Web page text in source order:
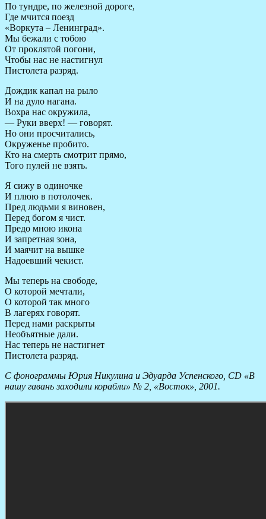
По тундре, по железной дороге,
Где мчится поезд
«Воркута – Ленинград».
Мы бежали с тобою
От проклятой погони,
Чтобы нас не настигнул
Пистолета разряд.
Дождик капал на рыло
И на дуло нагана.
Вохра нас окружила,
— Руки вверх! — говорят.
Но они просчитались,
Окруженье пробито.
Кто на смерть смотрит прямо,
Того пулей не взять.
Я сижу в одиночке
И плюю в потолочек.
Пред людьми я виновен,
Перед богом я чист.
Предо мною икона
И запретная зона,
И маячит на вышке
Надоевший чекист.
Мы теперь на свободе,
О которой мечтали,
О которой так много
В лагерях говорят.
Перед нами раскрыты
Необъятные дали.
Нас теперь не настигнет
Пистолета разряд.
С фонограммы Юрия Никулина и Эдуарда Успенского, CD «В
нашу гавань заходили корабли» № 2, «Восток», 2001.